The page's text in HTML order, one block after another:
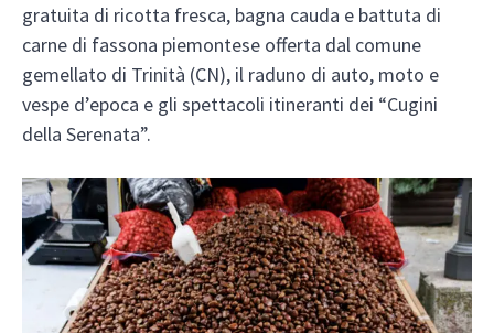
gratuita di ricotta fresca, bagna cauda e battuta di
carne di fassona piemontese offerta dal comune
gemellato di Trinità (CN), il raduno di auto, moto e
vespe d’epoca e gli spettacoli itineranti dei “Cugini
della Serenata”.